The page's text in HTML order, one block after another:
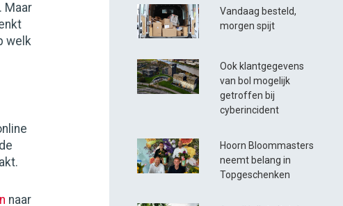
Maar
welk
naar
Vandaag besteld,
morgen spijt
Ook klantgegevens
van bol mogelijk
getroffen bij
cyberincident
Hoorn Bloommasters
neemt belang in
Topgeschenken